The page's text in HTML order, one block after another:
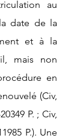
au
date de la
et à la
mais non
en
(Civ,
P. ; Civ,
P.). Une